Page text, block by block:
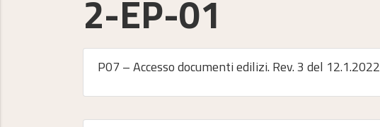
2-EP-01
P07 – Accesso documenti edilizi. Rev. 3 del 12.1.2022